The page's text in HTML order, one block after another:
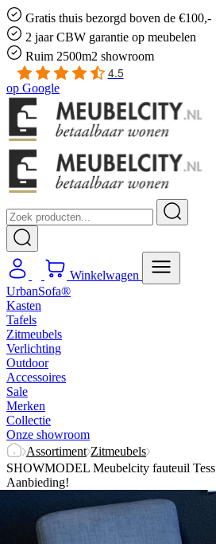
Gratis thuis bezorgd boven de €100,-
2 jaar CBW garantie op meubelen
Ruim 2500m2 showroom
4.5
op Google
Winkelwagen
UrbanSofa®
Kasten
Tafels
Zitmeubels
Verlichting
Outdoor
Accessoires
Sale
Merken
Collectie
Onze showroom
Assortiment Zitmeubels
SHOWMODEL Meubelcity fauteuil Tess
Aanbieding!